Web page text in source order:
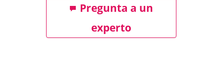
Pregunta a un
experto